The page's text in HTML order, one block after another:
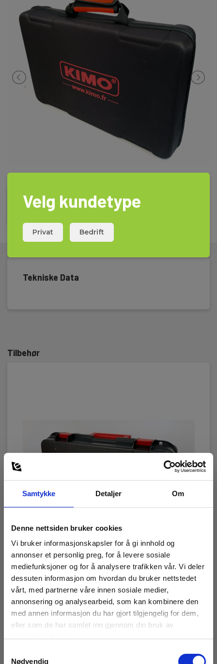
Samtykke Detaljer Om
Denne nettsiden bruker cookies
Vi bruker informasjonskapsler for å gi innhold og
annonser et personlig preg, for å levere sosiale
mediefunksjoner og for å analysere trafikken vår. Vi deler
dessuten informasjon om hvordan du bruker nettstedet
vårt, med partnerne våre innen sosiale medier,
annonsering og analysearbeid, som kan kombinere den
med annen informasjon du har gjort tilgjengelig for dem,
eller som de har samlet inn gjennom din bruk av
Nødvendig
Tekniske Data
Tilbehør
Kimo/Sauermann MTP-310 Hardcase til Class
210/310.
EAN 5706445792443
Lav lagerbeholdning
2 845,00 NOK Ekskl. mva
Velg kundetype
Privat Bedrift